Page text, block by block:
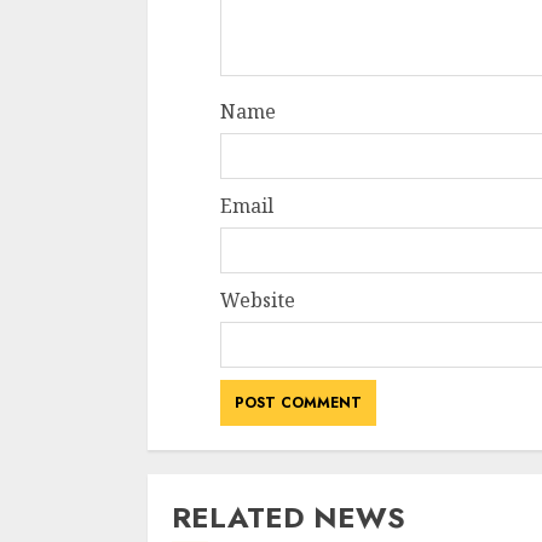
Name
Email
Website
RELATED NEWS